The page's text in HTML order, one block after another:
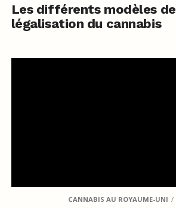
Les différents modèles de
légalisation du cannabis
CANNABIS AU ROYAUME-UNI